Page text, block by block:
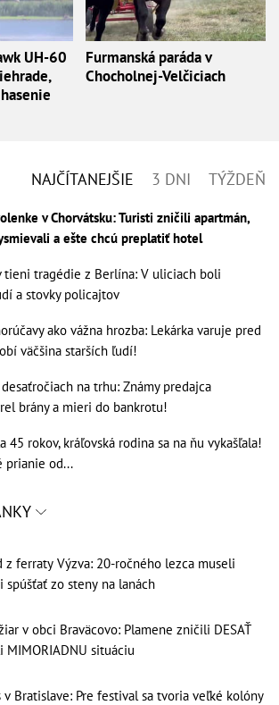
UH-60
Furmanská paráda v
Chocholnej-Velčiciach
NAJČÍTANEJŠIE 3 DNI TÝŽDEŇ
v Chorvátsku: Turisti zničili apartmán,
a ešte chcú preplatiť hotel
tieni tragédie z Berlína: V uliciach boli
a stovky policajtov
ako vážna hrozba: Lekárka varuje pred
väčšina starších ľudí!
na trhu: Známy predajca
brány a mieri do bankrotu!
45 rokov, kráľovská rodina sa na ňu vykašľala!
prianie od...
z ferraty Výzva: 20-ročného lezca museli
spúšťať zo steny na lanách
v obci Braväcovo: Plamene zničili DESAŤ
situáciu
v Bratislave: Pre festival sa tvoria veľké kolóny